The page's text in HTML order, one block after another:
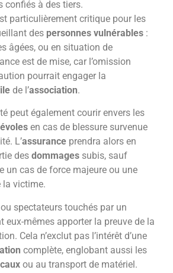
confiés à des tiers.
particulièrement critique pour les
des personnes vulnérables :
âgées, ou en situation de
est de mise, car l’omission
pourrait engager la
de l’association.
peut également courir envers les
en cas de blessure survenue
L’assurance prendra alors en
des dommages subis, sauf
un cas de force majeure ou une
la victime.
spectateurs touchés par un
eux-mêmes apporter la preuve de la
Cela n’exclut pas l’intérêt d’une
complète, englobant aussi les
ou au transport de matériel.